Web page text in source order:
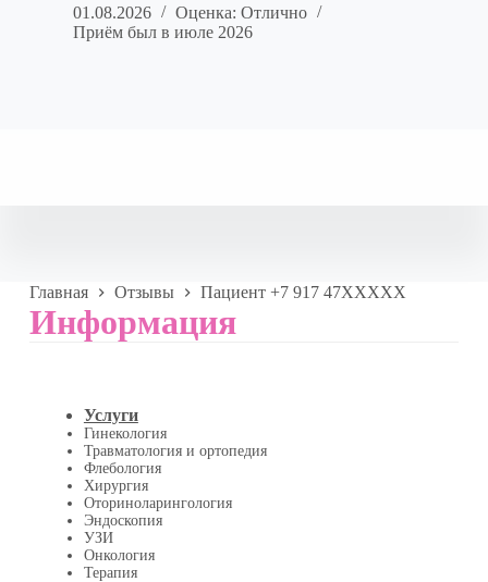
01.08.2026
Оценка: Отлично
Приём был в июле 2026
Главная Отзывы Пациент +7 917 47XXXXX
Информация
Услуги
Гинекология
Травматология и ортопедия
Флебология
Хирургия
Оториноларингология
Эндоскопия
УЗИ
Онкология
Терапия